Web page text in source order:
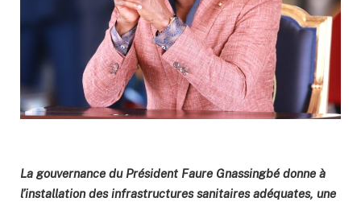
La gouvernance du Président Faure Gnassingbé donne à
l’installation des infrastructures sanitaires adéquates, une